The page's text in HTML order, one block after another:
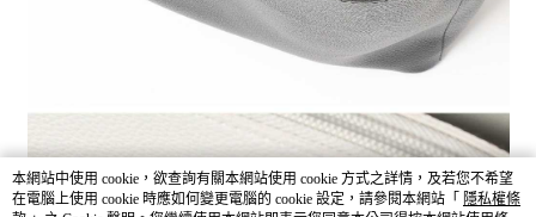
本網站中使用 cookie，欲查詢有關本網站使用 cookie 方式之詳情，及若您不希望
在電腦上使用 cookie 時應如何變更電腦的 cookie 設定，請參閱本網站「 隱私權條